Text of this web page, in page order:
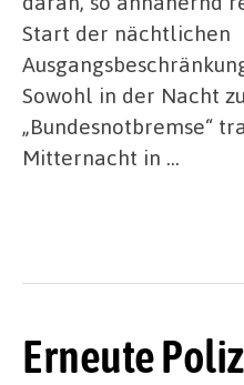
Start der nächtlichen
Sowohl in der Nacht
„Bundesnotbremse“
Mitternacht in …
Erneute